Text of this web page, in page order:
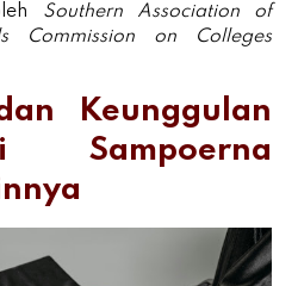
Southern Association of
Commission on Colleges
Keunggulan